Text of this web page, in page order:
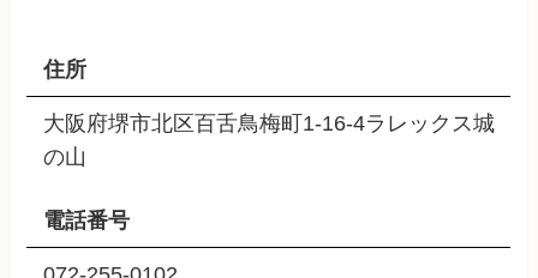
住所
大阪府堺市北区百舌鳥梅町1-16-4ラレックス城
の山
電話番号